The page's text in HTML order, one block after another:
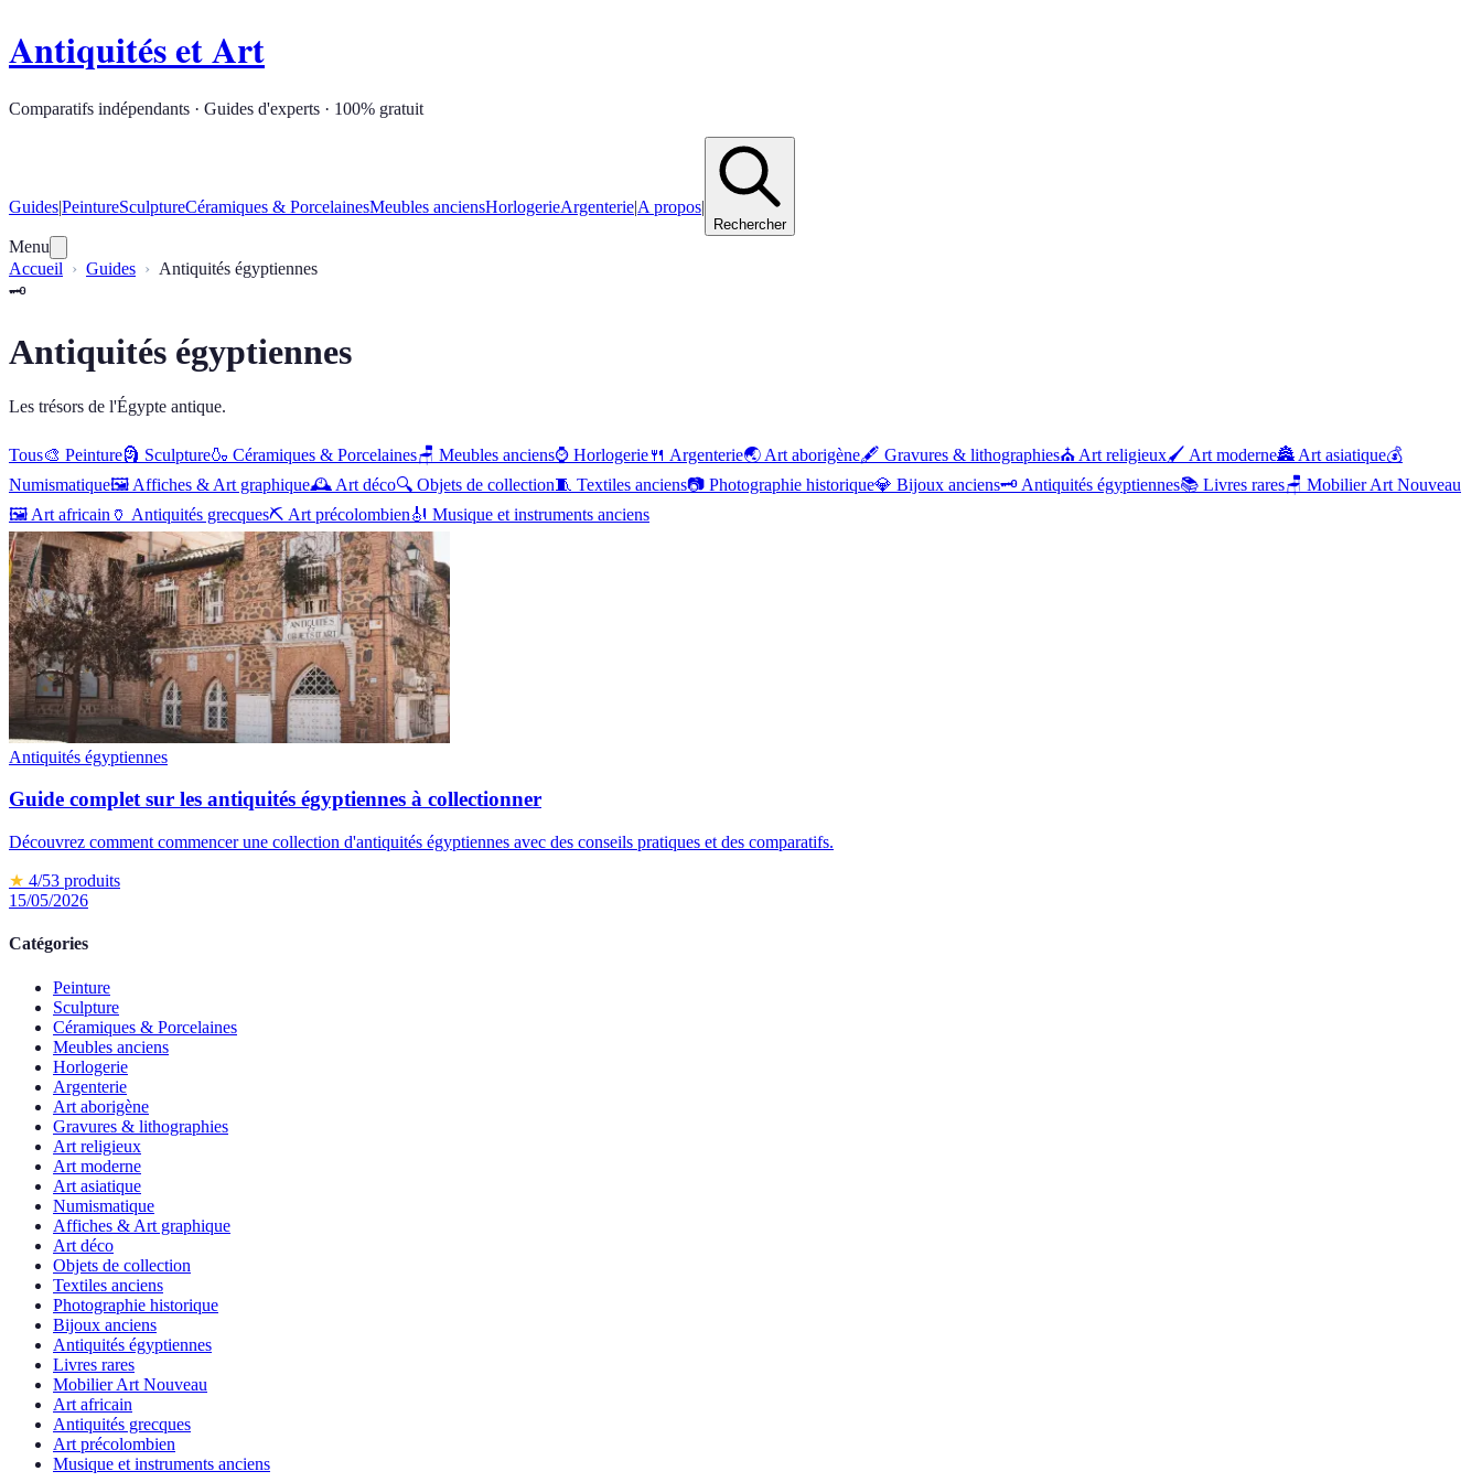
Antiquités et Art
Comparatifs indépendants · Guides d'experts · 100% gratuit
Guides|PeintureSculptureCéramiques & PorcelainesMeubles anciensHorlogerieArgenterie|A propos|
Rechercher
Menu
Accueil
Guides
Antiquités égyptiennes
🗝️
Antiquités égyptiennes
Les trésors de l'Égypte antique.
Tous🎨 Peinture🗿 Sculpture🍶 Céramiques & Porcelaines🪑 Meubles anciens⌚ Horlogerie🍴 Argenterie🌏 Art aborigène🖋️ Gravures & lithographies⛪ Art religieux🖌️ Art moderne🏯 Art asiatique💰
Numismatique🖼️ Affiches & Art graphique🕰️ Art déco🔍 Objets de collection🧵 Textiles anciens📷 Photographie historique💎 Bijoux anciens🗝️ Antiquités égyptiennes📚 Livres rares🪑 Mobilier Art Nouveau
🖼️ Art africain 🏺 Antiquités grecques⛏️ Art précolombien🎻 Musique et instruments anciens
Antiquités égyptiennes
Guide complet sur les antiquités égyptiennes à collectionner
Découvrez comment commencer une collection d'antiquités égyptiennes avec des conseils pratiques et des comparatifs.
★ 4/53 produits
15/05/2026
Catégories
Peinture
Sculpture
Céramiques & Porcelaines
Meubles anciens
Horlogerie
Argenterie
Art aborigène
Gravures & lithographies
Art religieux
Art moderne
Art asiatique
Numismatique
Affiches & Art graphique
Art déco
Objets de collection
Textiles anciens
Photographie historique
Bijoux anciens
Antiquités égyptiennes
Livres rares
Mobilier Art Nouveau
Art africain
Antiquités grecques
Art précolombien
Musique et instruments anciens